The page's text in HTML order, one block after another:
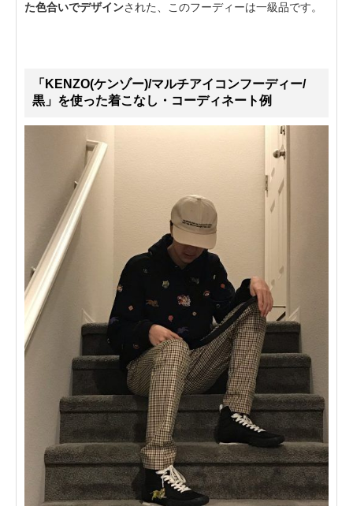
た色合いでデザインされた、このフーディーは一級品です。
「KENZO(ケンゾー)/マルチアイコンフーディー/
黒」を使った着こなし・コーディネート例